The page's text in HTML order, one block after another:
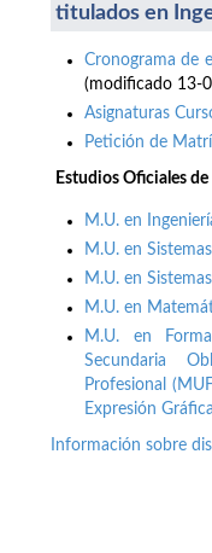
titulados en
Cronograma de
(modificado 13-
Asignaturas
Petición de
Estudios Oficiales
M.U. en
M.U. en
M.U. en
M.U. en
M.U. en
Secundaria
Profesional
Expresión
Información sobre